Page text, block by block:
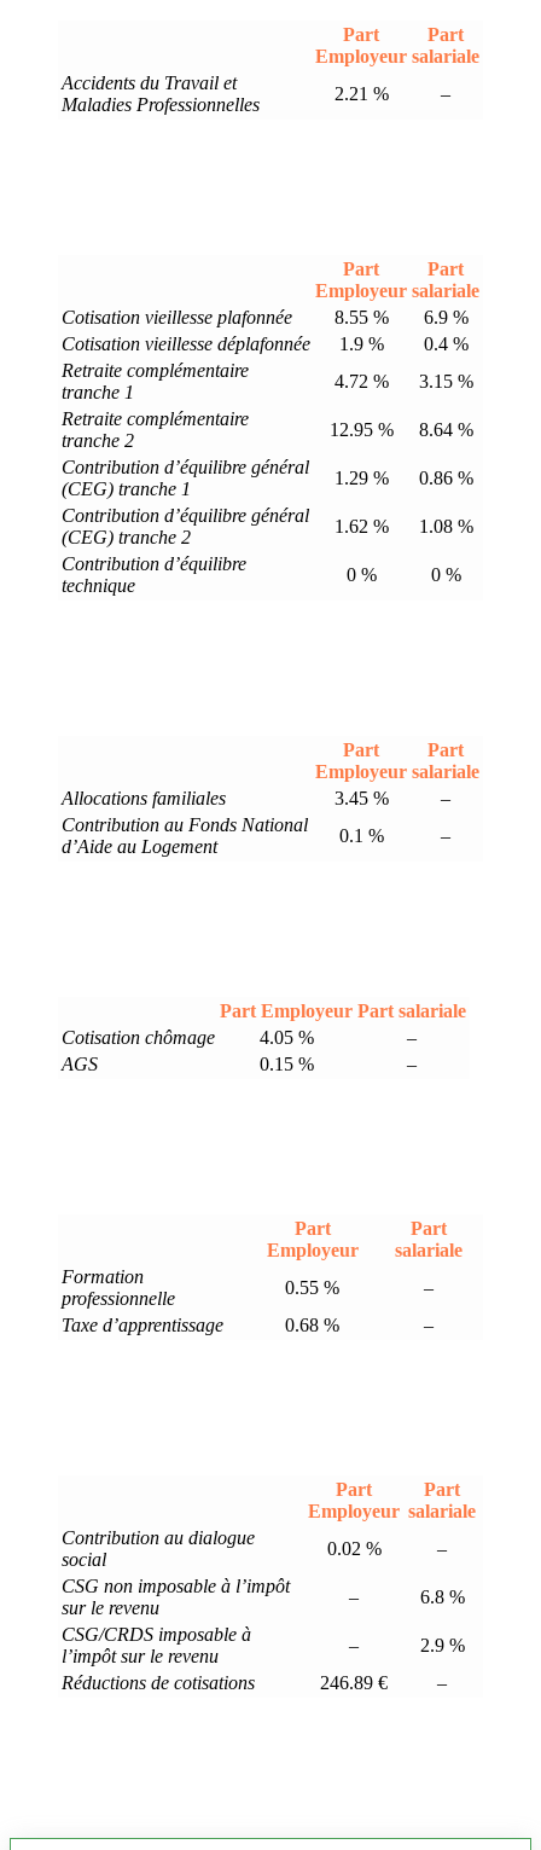
Part
Employeur
Part
salariale
Accidents du Travail et
Maladies Professionnelles
2.21 % –
Part
Employeur
Part
salariale
Cotisation vieillesse plafonnée
8.55 %
6.9 %
Cotisation vieillesse déplafonnée
1.9 %
0.4 %
Retraite complémentaire
tranche 1
4.72 %
3.15 %
Retraite complémentaire
tranche 2
12.95 %
8.64 %
Contribution d’équilibre général
(CEG) tranche 1
1.29 %
0.86 %
Contribution d’équilibre général
(CEG) tranche 2
1.62 %
1.08 %
Contribution d’équilibre
technique
0 % 0 %
Part
Employeur
Part
salariale
Allocations familiales
3.45 %
–
Contribution au Fonds National
d’Aide au Logement
0.1 % –
Part Employeur Part salariale
Cotisation chômage
4.05 %
–
AGS
0.15 % –
Part
Employeur
Part
salariale
Formation
professionnelle
0.55 %
–
Taxe d’apprentissage
0.68 % –
Part
Employeur
Part
salariale
Contribution au dialogue
social
0.02 %
–
CSG non imposable à l’impôt
sur le revenu
–
6.8 %
CSG/CRDS imposable à
l’impôt sur le revenu
–
2.9 %
Réductions de cotisations
246.89 € –